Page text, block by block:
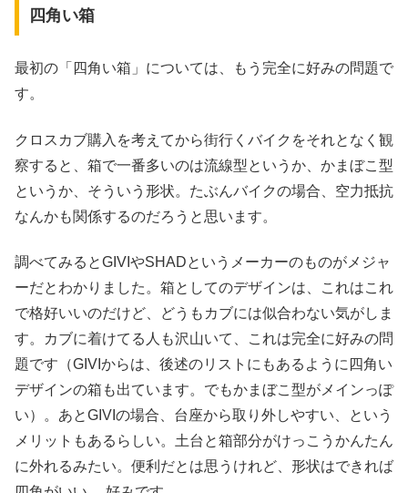
四角い箱
最初の「四角い箱」については、もう完全に好みの問題で
す。
クロスカブ購入を考えてから街行くバイクをそれとなく観
察すると、箱で一番多いのは流線型というか、かまぼこ型
というか、そういう形状。たぶんバイクの場合、空力抵抗
なんかも関係するのだろうと思います。
調べてみるとGIVIやSHADというメーカーのものがメジャ
ーだとわかりました。箱としてのデザインは、これはこれ
で格好いいのだけど、どうもカブには似合わない気がしま
す。カブに着けてる人も沢山いて、これは完全に好みの問
題です（GIVIからは、後述のリストにもあるように四角い
デザインの箱も出ています。でもかまぼこ型がメインっぽ
い）。あとGIVIの場合、台座から取り外しやすい、という
メリットもあるらしい。土台と箱部分がけっこうかんたん
に外れるみたい。便利だとは思うけれど、形状はできれば